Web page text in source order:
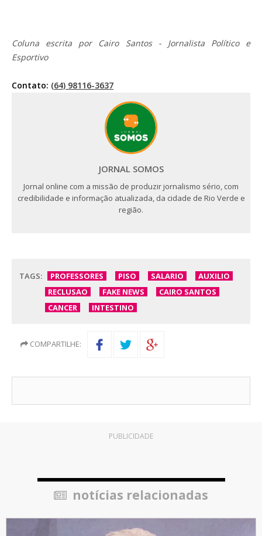
Coluna escrita por Cairo Santos - Jornalista Político e
Esportivo
Contato: (64) 98116-3637
JORNAL SOMOS
Jornal online com a missão de produzir jornalismo sério, com
credibilidade e informação atualizada, da cidade de Rio Verde e
região.
TAGS: PROFESSORES PISO SALARIO
AUXILIO
RECLUSAO
FAKE NEWS
CAIRO SANTOS
CANCER
INTESTINO
COMPARTILHE:
PUBLICIDADE
notícias relacionadas